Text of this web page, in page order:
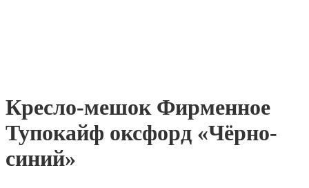
Кресло-мешок Фирменное
Тупокайф оксфорд «Чёрно-
синий»